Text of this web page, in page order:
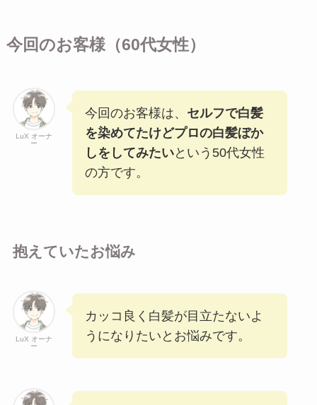
今回のお客様（60代女性）
LuX オーナ
ー
今回のお客様は、 セルフで白髪
を染めてたけどプロの白髪ぼか
しをしてみたいという50代女性
の方です。
抱えていたお悩み
LuX オーナ
ー
カッコ良く白髪が目立たないよ
うになりたいとお悩みです。